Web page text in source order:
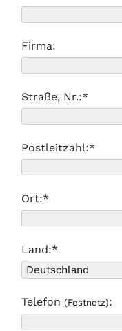
Firma:
Straße, Nr.:*
Postleitzahl:*
Ort:*
Land:*
Telefon (Festnetz):